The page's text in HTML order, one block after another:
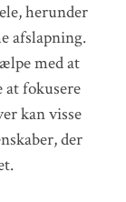
herunder
afslapning.
med at
fokusere
kan visse
der